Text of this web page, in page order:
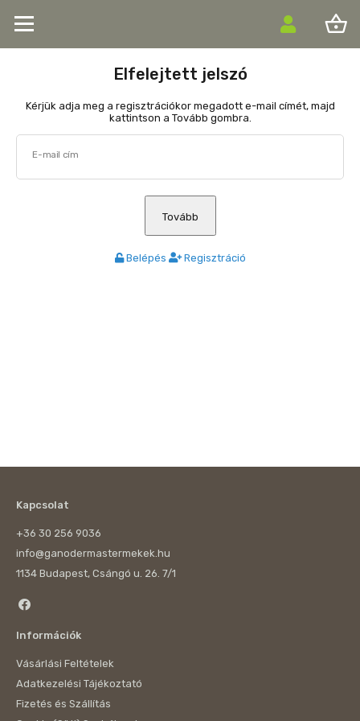
shopping_basket
Elfelejtett jelszó
Kérjük adja meg a regisztrációkor megadott e-mail címét, majd
kattintson a Tovább gombra.
E-mail cím
Tovább
Belépés Regisztráció
Kapcsolat
+36 30 256 9036
info@ganodermastermekek.hu
1134 Budapest, Csángó u. 26. 7/1
Információk
Vásárlási Feltételek
Adatkezelési Tájékoztató
Fizetés és Szállítás